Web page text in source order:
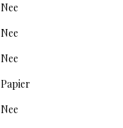
Nee
Nee
Nee
Papier
Nee